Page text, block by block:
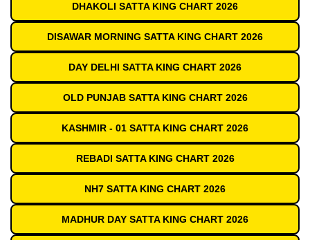
DHAKOLI SATTA KING CHART 2026
DISAWAR MORNING SATTA KING CHART 2026
DAY DELHI SATTA KING CHART 2026
OLD PUNJAB SATTA KING CHART 2026
KASHMIR - 01 SATTA KING CHART 2026
REBADI SATTA KING CHART 2026
NH7 SATTA KING CHART 2026
MADHUR DAY SATTA KING CHART 2026